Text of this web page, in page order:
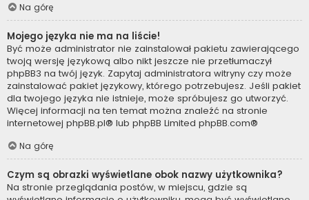
Na górę
Mojego języka nie ma na liście!
Być może administrator nie zainstalował pakietu zawierającego
twoją wersję językową albo nikt jeszcze nie przetłumaczył
phpBB3 na twój język. Zapytaj administratora witryny czy może
zainstalować pakiet językowy, którego potrzebujesz. Jeśli pakiet
dla twojego języka nie istnieje, może spróbujesz go utworzyć.
Więcej informacji na ten temat można znaleźć na stronie
internetowej phpBB.pl® lub phpBB Limited phpBB.com®
Na górę
Czym są obrazki wyświetlane obok nazwy użytkownika?
Na stronie przeglądania postów, w miejscu, gdzie są